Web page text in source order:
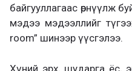
байгууллагаас өрнүүлж
мэдээ мэдээллийг
room” шинээр үүсгэлээ.
Хүний эрх, шударга ёс,